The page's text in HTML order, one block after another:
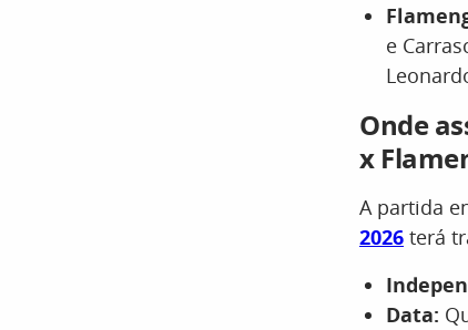
e
Onde
x
A partida
2026 terá
Data: